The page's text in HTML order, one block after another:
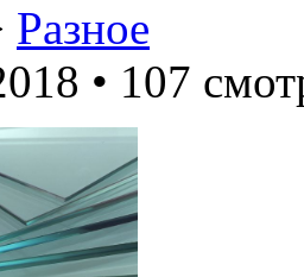
Разное
• 107